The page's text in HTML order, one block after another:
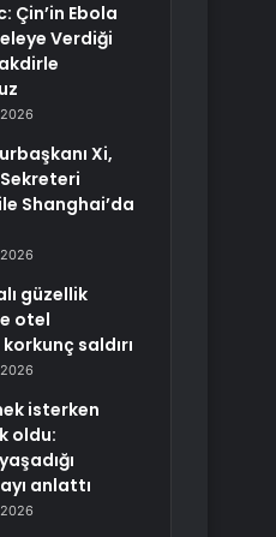
Çin’in Ebola
Verdiği
Xi,
Shanghai’da
güzellik
otel
saldırı
isterken
oldu:
anlattı